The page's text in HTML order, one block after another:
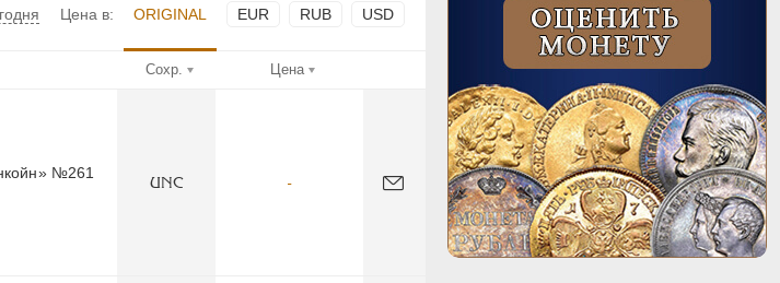
Цена в: ORIGINAL EUR RUB USD
Сохр. Цена
№261
UNC -